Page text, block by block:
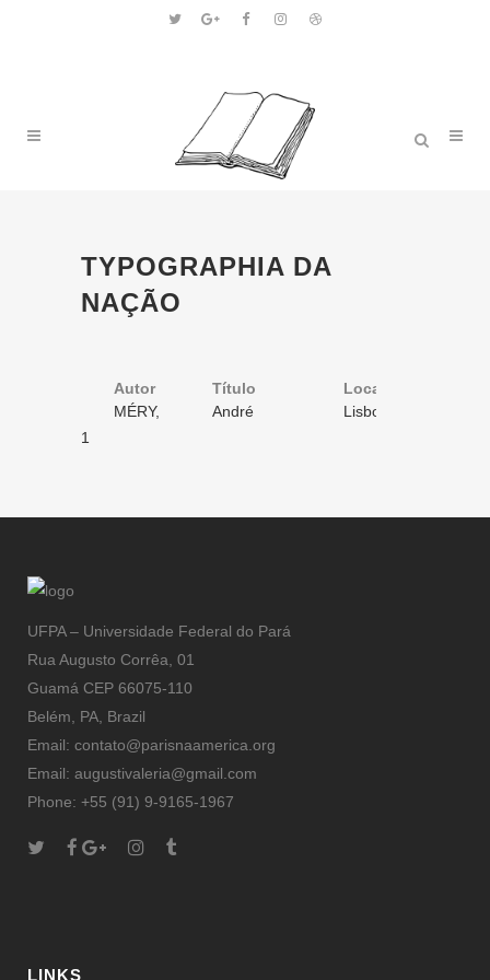
TYPOGRAPHIA DA
NAÇÃO
Autor Título Volume
Local
MÉRY,
Joseph
André
Lisboa
1
UFPA – Universidade Federal do Pará
Rua Augusto Corrêa, 01
Guamá CEP 66075-110
Belém, PA, Brazil
Email: contato@parisnaamerica.org
Email: augustivaleria@gmail.com
Phone: +55 (91) 9-9165-1967
LINKS